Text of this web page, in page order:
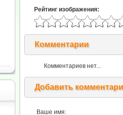
Рейтинг изображения:
Комментарии
Комментариев нет...
Добавить
Ваше имя: